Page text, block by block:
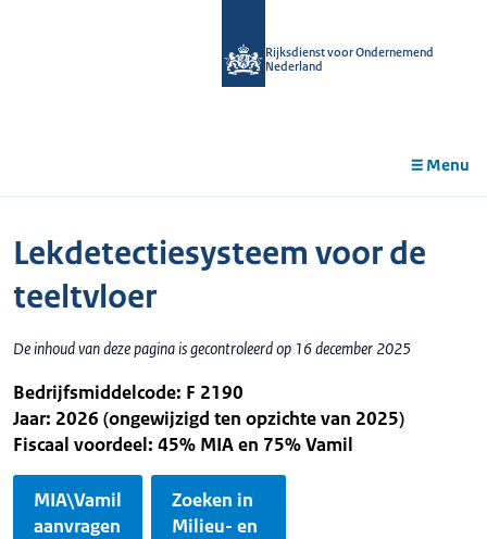
Rijksdienst voor Ondernemend
Nederland
Menu
Lekdetectiesysteem voor de
teeltvloer
De inhoud van deze pagina is gecontroleerd op 16 december 2025
Bedrijfsmiddelcode: F 2190
Jaar: 2026 (ongewijzigd ten opzichte van 2025)
Fiscaal voordeel: 45% MIA en 75% Vamil
MIA\Vamil
aanvragen
Zoeken in
Milieu- en